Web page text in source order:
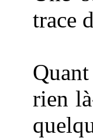
trace
rien